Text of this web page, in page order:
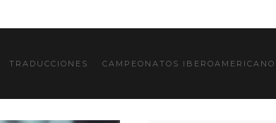
TRADUCCIONES CAMPEONATOS